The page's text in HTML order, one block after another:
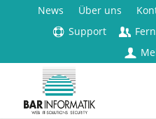
News Über uns
Support